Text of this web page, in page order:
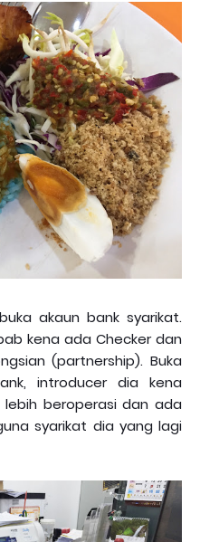
akaun bank syarikat.
kena ada Checker dan
(partnership). Buka
introducer dia kena
beroperasi dan ada
syarikat dia yang lagi